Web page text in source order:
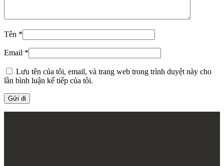
Tên *
Email *
Lưu tên của tôi, email, và trang web trong trình duyệt này cho
lần bình luận kế tiếp của tôi.